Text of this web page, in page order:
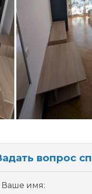
вопрос
Ваше имя: